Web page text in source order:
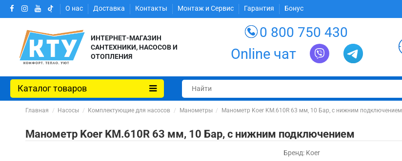
О нас Доставка Контакты Монтаж и Сервис Гарантия Бонус
ИНТЕРНЕТ-МАГАЗИН
САНТЕХНИКИ, НАСОСОВ И
ОТОПЛЕНИЯ
0 800 750 430
Online чат
Каталог товаров
Главная Насосы Комплектующие для насосов Манометры Манометр Koer KM.610R 63 мм, 10 Бар, с нижним подключением
Манометр Koer KM.610R 63 мм, 10 Бар, с нижним подключением
Бренд: Koer